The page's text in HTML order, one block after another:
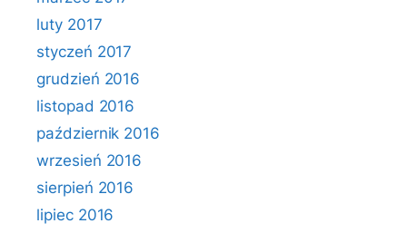
luty 2017
styczeń 2017
grudzień 2016
listopad 2016
październik 2016
wrzesień 2016
sierpień 2016
lipiec 2016